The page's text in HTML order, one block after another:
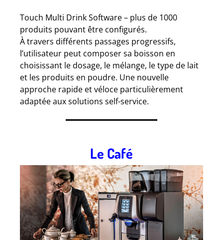
Touch Multi Drink Software – plus de 1000
produits pouvant être configurés.
À travers différents passages progressifs,
l’utilisateur peut composer sa boisson en
choisissant le dosage, le mélange, le type de lait
et les produits en poudre. Une nouvelle
approche rapide et véloce particulièrement
adaptée aux solutions self-service.
Le Café